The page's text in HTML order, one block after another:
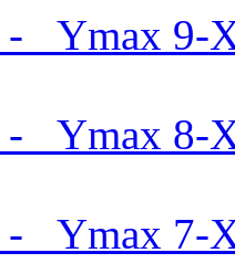
Ymax 9-
Ymax 8-
Ymax 7-